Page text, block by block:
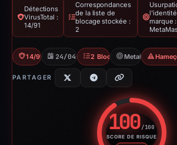
Détections
VirusTotal :
14/91
Correspondances
de la liste de
blocage stockée :
2
marque :
14/91 VT 24/04/20262 BlocklistsMetaMask
PARTAGER
100/100
SCORE DE RISQUE
Score de